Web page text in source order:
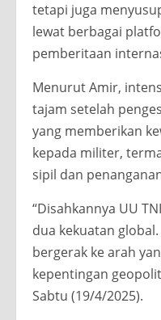
tetapi juga
lewat berbagai
pemberitaan
Menurut Amir,
tajam setelah
yang memberikan
kepada militer,
sipil dan
“Disahkannya UU
dua kekuatan
bergerak ke arah
kepentingan
Sabtu (19/4/2025).